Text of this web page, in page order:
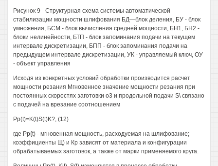
Рисунок 9 - Структурная схема системы автоматической
стабилизации мощности шлифования БД—блок деления, БУ - блок
умножения, БСМ - блок вычисления средней мощности, БН1, БН2 -
блоки нелинейности, БТП - блок запоминания подачи на текущем
интервале дискретизации, БПП - блок запоминания подачи на
предыдущем интервале дискретизации, УК - управляемый ключ, ОУ
- объект управления
Исходя из конкретных условий обработки производится расчет
мощности резания Мгновенное значение мощности резания при
постоянных скоростях заготовки о3 и продольной подачи S\ связано
с подачей на врезание соотношением
Pp(t)=K(t)S(t)K?, (12)
где Pp{t) - мгновенная мощность, расходуемая на шлифование;
коэффициенты Щ) и Кр зависят от материала и конфигурации
обрабатываемых заготовок, а также от марки применяемого круга.